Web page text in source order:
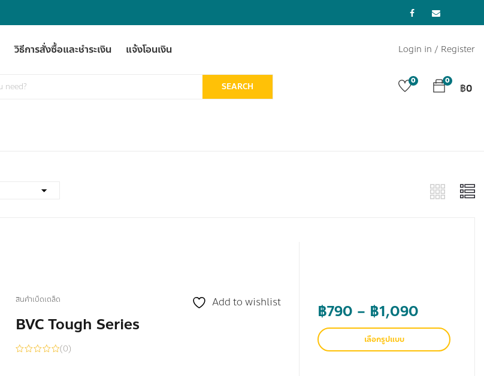
วิธีการสั่งซื้อและชำระเงิน แจ้งโอนเงิน Login in / Register
SEARCH
0
฿0
0
สินค้าเบ็ดเตล็ด Add to wishlist
BVC Tough Series
(0)
฿790 – ฿1,090
range:
฿790
เลือกรูปแบบ